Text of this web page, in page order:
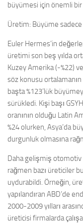
büyümesi için önemli
Üretim: Büyüme
Euler Hermes’in
üretimi son beş yılda
Kuzey Amerika (-%22)
söz konusu
başta %123’lük
sürükledi. Kişi başı
oranının olduğu Latin
%24 olurken, Asya’da
durgunluk olmasına
Daha gelişmiş otomotiv
rağmen bazı üreticiler
uydurabildi. Örneğin,
yapılandıran ABD’de
2000-2009 yılları
üreticisi firmalarda